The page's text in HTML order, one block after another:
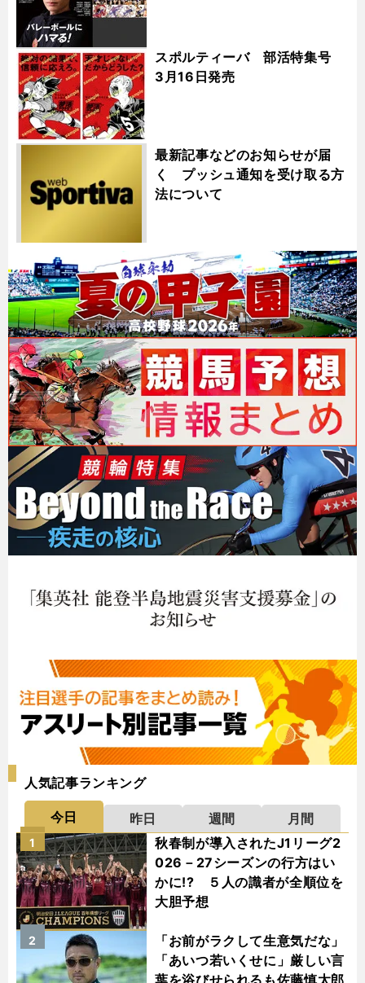
スポルティーバ 部活特集号
3月16日発売
最新記事などのお知らせが届
く プッシュ通知を受け取る方
法について
人気記事ランキング
今日 昨日 週間
月間
秋春制が導入されたJ1リーグ2
026－27シーズンの行方はい
かに!? ５人の識者が全順位を
大胆予想
1
「お前がラクして生意気だな」
「あいつ若いくせに」厳しい言
葉を浴びせられるも佐藤慎太郎
2